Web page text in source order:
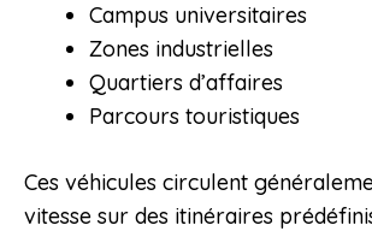
Campus universitaires
Zones industrielles
Quartiers d’affaires
Parcours touristiques
Ces véhicules circulent
vitesse sur des itinéraires